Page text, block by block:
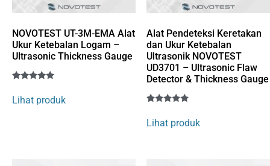
NOVOTEST UT-3M-EMA Alat
Ukur Ketebalan Logam –
Ultrasonic Thickness Gauge
5
out of 5
Lihat produk
Alat Pendeteksi Keretakan
dan Ukur Ketebalan
Ultrasonik NOVOTEST
UD3701 – Ultrasonic Flaw
Detector & Thickness Gauge
5
out of 5
Lihat produk